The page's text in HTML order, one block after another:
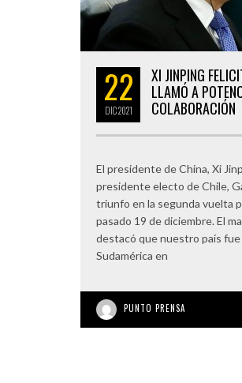
22
DIC2021
XI JINPING
LLAMÓ A
COLABORACIÓN
El presidente de China, Xi
presidente electo de Chile,
triunfo en la segunda vuelta
pasado 19 de diciembre. El
destacó que nuestro país
Sudamérica en
PUNTO PRENSA